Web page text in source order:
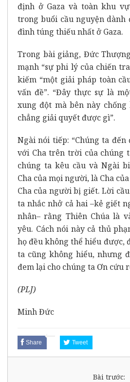
định ở Gaza và toàn khu
trong buổi cầu nguyện dành
đình túng thiếu nhất ở Gaza.
Trong bài giảng, Đức
mạnh “sự phi lý của chiến
kiếm “một giải pháp toàn
vấn đề”. “Đây thực sự là
xung đột mà bên này
chẳng giải quyết được gì”.
Ngài nói tiếp: “Chúng ta đến
với Cha trên trời của chúng
chúng ta kêu cầu và Ngài
Cha của mọi người, là Cha
Cha của người bị giết. Lời
ta nhắc nhở cả hai –kẻ giết
nhân– rằng Thiên Chúa là
yêu. Cách nói này cả thủ
họ đều không thể hiểu được,
ta cũng không hiểu, nhưng
đem lại cho chúng ta Ơn cứu
(PLJ)
Minh Đức
Share Tweet
Bài trước: